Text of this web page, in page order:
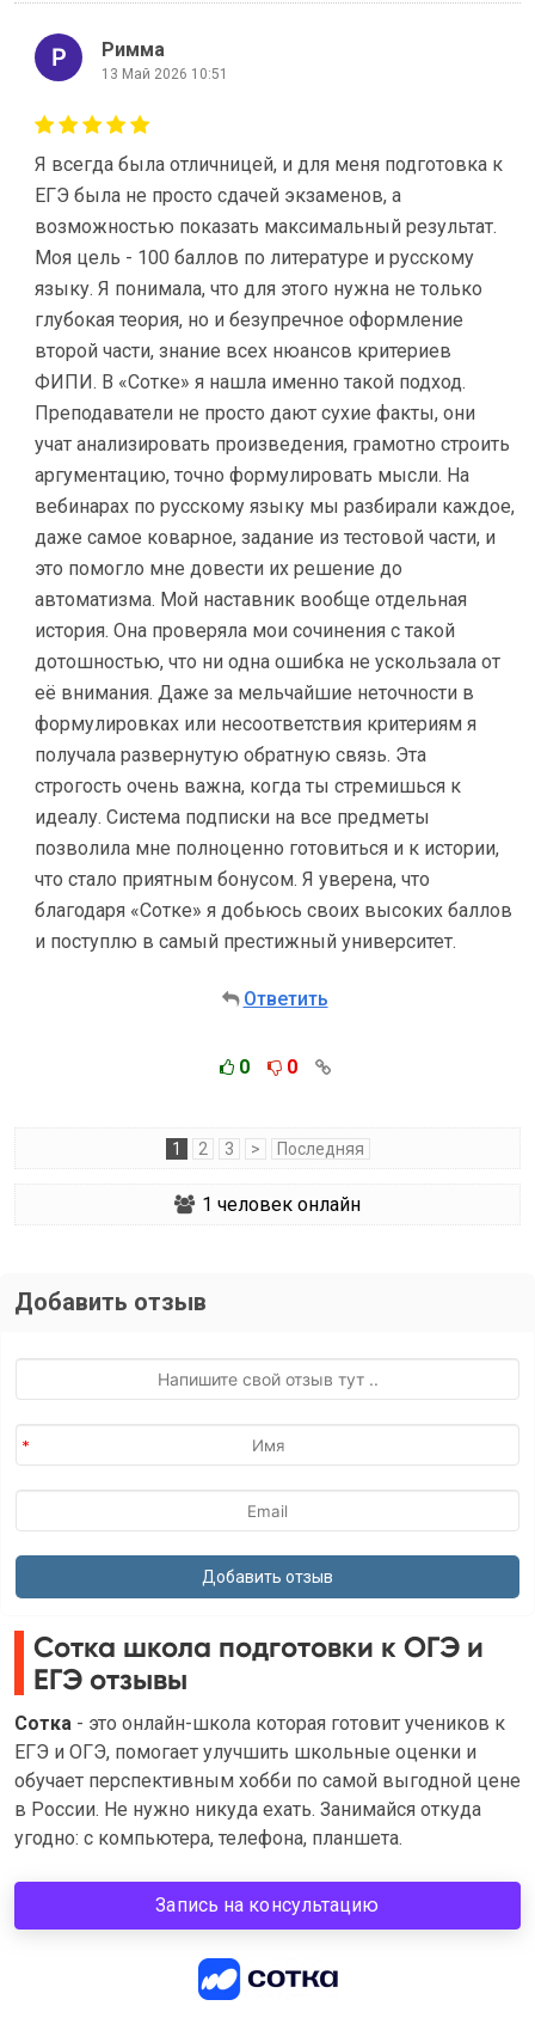
Римма
13 Май 2026 10:51
Я всегда была отличницей, и для меня подготовка к
ЕГЭ была не просто сдачей экзаменов, а
возможностью показать максимальный результат.
Моя цель - 100 баллов по литературе и русскому
языку. Я понимала, что для этого нужна не только
глубокая теория, но и безупречное оформление
второй части, знание всех нюансов критериев
ФИПИ. В «Сотке» я нашла именно такой подход.
Преподаватели не просто дают сухие факты, они
учат анализировать произведения, грамотно строить
аргументацию, точно формулировать мысли. На
вебинарах по русскому языку мы разбирали каждое,
даже самое коварное, задание из тестовой части, и
это помогло мне довести их решение до
автоматизма. Мой наставник вообще отдельная
история. Она проверяла мои сочинения с такой
дотошностью, что ни одна ошибка не ускользала от
её внимания. Даже за мельчайшие неточности в
формулировках или несоответствия критериям я
получала развернутую обратную связь. Эта
строгость очень важна, когда ты стремишься к
идеалу. Система подписки на все предметы
позволила мне полноценно готовиться и к истории,
что стало приятным бонусом. Я уверена, что
благодаря «Сотке» я добьюсь своих высоких баллов
и поступлю в самый престижный университет.
Ответить
0 0
1 2 3 > Последняя
1 человек онлайн
Добавить отзыв
Сотка школа подготовки к ОГЭ и
ЕГЭ отзывы
Сотка - это онлайн-школа которая готовит учеников к
ЕГЭ и ОГЭ, помогает улучшить школьные оценки и
обучает перспективным хобби по самой выгодной цене
в России. Не нужно никуда ехать. Занимайся откуда
угодно: с компьютера, телефона, планшета.
Запись на консультацию